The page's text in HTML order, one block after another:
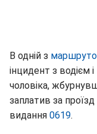
В одній з
інцидент з
чоловіка,
заплатив за
видання 0619.